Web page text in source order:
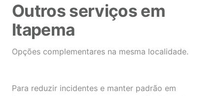
Outros serviços em
Itapema
Opções complementares na mesma localidade.
Para reduzir incidentes e manter padrão em